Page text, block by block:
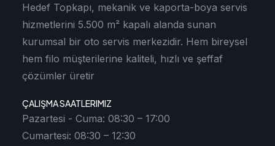
Hedef Topkapı, mekanik ve kaporta-boya servis
hizmetlerini 5.500 m² kapalı alanda sunan
kurumsal bir oto servis merkezidir. Hem bireysel
hem filo müşterilerine kaliteli, hızlı ve şeffaf
çözümler üretir
ÇALIŞMA SAATLERIMIZ
Pazartesi - Cuma: 08:30 – 17:00
Cumartesi: 08:30 – 12:30